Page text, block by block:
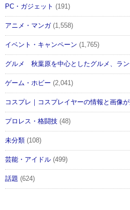
PC・ガジェット (191)
アニメ・マンガ(1,558)
イベント・キャンペーン (1,765)
グルメ 秋葉原を中心としたグルメ、ラ
ゲーム・ホビー (2,041)
コスプレ｜コスプレイヤーの情報と画像
プロレス・格闘技 (48)
未分類 (108)
芸能・アイドル (499)
話題 (624)